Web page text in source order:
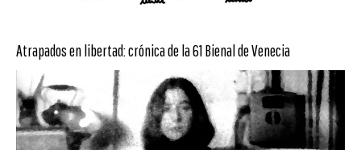
Atrapados en libertad: crónica de la 61 Bienal de Venecia